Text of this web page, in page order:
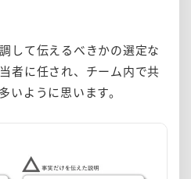
して伝えるべきかの選定な
者に任され、チーム内で共
いように思います。